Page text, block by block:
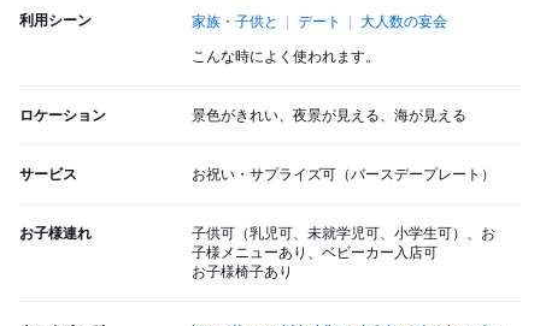
利用シーン 家族・子供と デート 大人数の宴会
こんな時によく使われます。
ロケーション 景色がきれい、夜景が見える、海が見える
サービス お祝い・サプライズ可（バースデープレート）
お子様連れ
子供可（乳児可、未就学児可、小学生可）、お
子様メニューあり、ベビーカー入店可
お子様椅子あり